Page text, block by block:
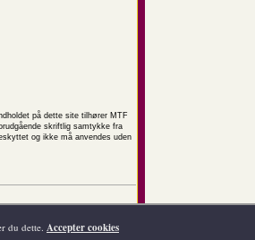
du dette. Accepter cookies
på dette site tilhører MTF
skriftlig samtykke fra
og ikke må anvendes uden